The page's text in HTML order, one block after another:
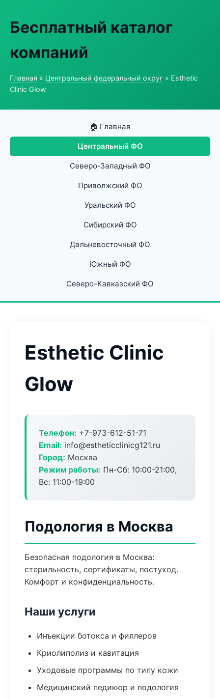
Бесплатный каталог
компаний
Главная » Центральный федеральный округ » Esthetic
Clinic Glow
🏠 Главная
Центральный ФО
Северо-Западный ФО
Приволжский ФО
Уральский ФО
Сибирский ФО
Дальневосточный ФО
Южный ФО
Северо-Кавказский ФО
Esthetic Clinic
Glow
Телефон: +7-973-612-51-71
Email: info@estheticclinicg121.ru
Город: Москва
Режим работы: Пн-Сб: 10:00-21:00,
Вс: 11:00-19:00
Подология в Москва
Безопасная подология в Москва:
стерильность, сертификаты, постуход.
Комфорт и конфиденциальность.
Наши услуги
Инъекции ботокса и филлеров
Криолиполиз и кавитация
Уходовые программы по типу кожи
Медицинский педикюр и подология